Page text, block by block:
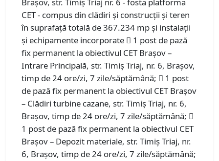
CET - compus din clădiri și construcții și teren
în suprafață totală de 367.234 mp și instalații
și echipamente incorporate  1 post de pază
fix permanent la obiectivul CET Brașov –
Intrare Principală, str. Timiș Triaj, nr. 6, Brașov,
timp de 24 ore/zi, 7 zile/săptămână;  1 post
de pază fix permanent la obiectivul CET Brașov
– Clădiri turbine cazane, str. Timiș Triaj, nr. 6,
Brașov, timp de 24 ore/zi, 7 zile/săptămână; 
1 post de pază fix permanent la obiectivul CET
Brașov – Depozit materiale, str. Timiș Triaj, nr.
6, Brașov, timp de 24 ore/zi, 7 zile/săptămână;